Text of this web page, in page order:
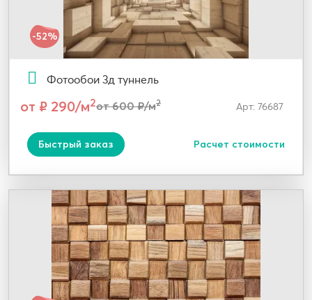
-52%
Фотообои 3д туннель
от ₽ 290/м2от 600 ₽/м2 Арт: 76687
Быстрый заказ Расчет стоимости